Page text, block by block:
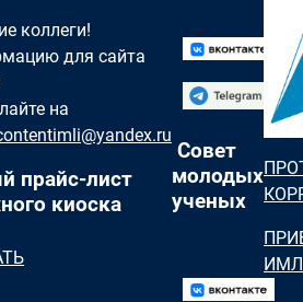
коллеги!
для сайта
на
прайс-лист
киоска
Совет
молодых
ученых